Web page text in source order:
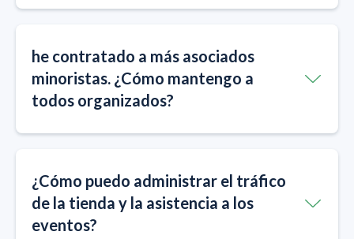
he contratado a más asociados
minoristas. ¿Cómo mantengo a
todos organizados?
¿Cómo puedo administrar el tráfico
de la tienda y la asistencia a los
eventos?